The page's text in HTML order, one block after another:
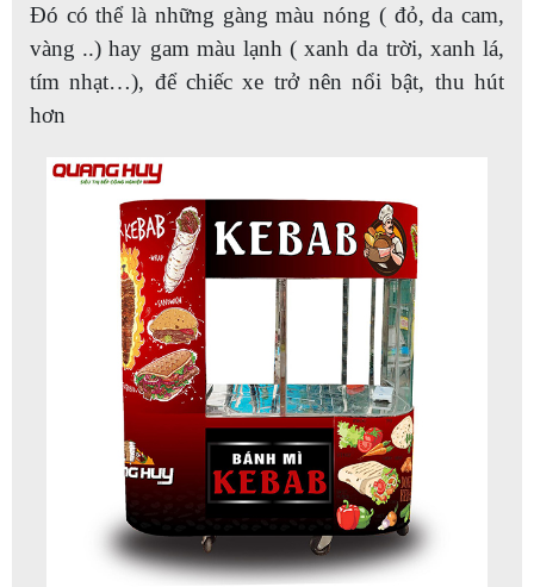
Đó có thể là những gàng màu nóng ( đỏ, da cam,
vàng ..) hay gam màu lạnh ( xanh da trời, xanh lá,
tím nhạt…), để chiếc xe trở nên nổi bật, thu hút
hơn